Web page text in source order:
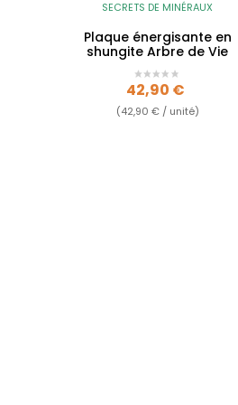
SECRETS DE MINÉRAUX
Plaque énergisante en
shungite Arbre de Vie
Prix
42,90 €
(42,90 € / unité)